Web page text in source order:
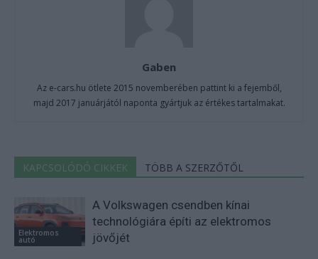
Gaben
Az e-cars.hu ötlete 2015 novemberében pattint ki a fejemből,
majd 2017 januárjától naponta gyártjuk az értékes tartalmakat.
KAPCSOLÓDÓ CIKKEK TÖBB A SZERZŐTŐL
Elektromos
autó
A Volkswagen csendben kínai
technológiára építi az elektromos
jövőjét